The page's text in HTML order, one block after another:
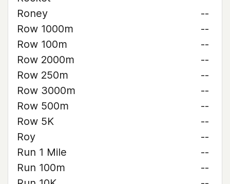
Roney
--
Row 1000m
--
Row 100m
--
Row 2000m
--
Row 250m
--
Row 3000m
--
Row 500m
--
Row 5K
--
Roy
--
Run 1 Mile
--
Run 100m
--